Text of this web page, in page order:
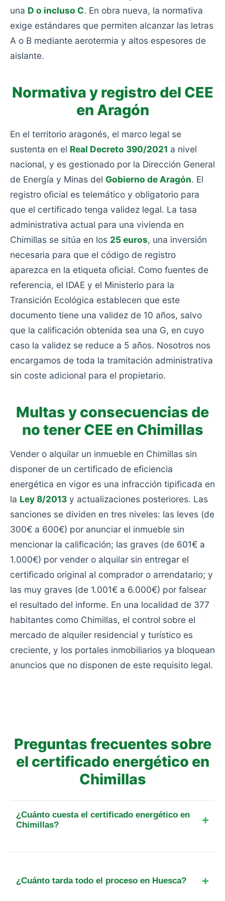
una D o incluso C. En obra nueva, la normativa
exige estándares que permiten alcanzar las letras
A o B mediante aerotermia y altos espesores de
aislante.
Normativa y registro del CEE
en Aragón
En el territorio aragonés, el marco legal se
sustenta en el Real Decreto 390/2021 a nivel
nacional, y es gestionado por la Dirección General
de Energía y Minas del Gobierno de Aragón. El
registro oficial es telemático y obligatorio para
que el certificado tenga validez legal. La tasa
administrativa actual para una vivienda en
Chimillas se sitúa en los 25 euros, una inversión
necesaria para que el código de registro
aparezca en la etiqueta oficial. Como fuentes de
referencia, el IDAE y el Ministerio para la
Transición Ecológica establecen que este
documento tiene una validez de 10 años, salvo
que la calificación obtenida sea una G, en cuyo
caso la validez se reduce a 5 años. Nosotros nos
encargamos de toda la tramitación administrativa
sin coste adicional para el propietario.
Multas y consecuencias de
no tener CEE en Chimillas
Vender o alquilar un inmueble en Chimillas sin
disponer de un certificado de eficiencia
energética en vigor es una infracción tipificada en
la Ley 8/2013 y actualizaciones posteriores. Las
sanciones se dividen en tres niveles: las leves (de
300€ a 600€) por anunciar el inmueble sin
mencionar la calificación; las graves (de 601€ a
1.000€) por vender o alquilar sin entregar el
certificado original al comprador o arrendatario; y
las muy graves (de 1.001€ a 6.000€) por falsear
el resultado del informe. En una localidad de 377
habitantes como Chimillas, el control sobre el
mercado de alquiler residencial y turístico es
creciente, y los portales inmobiliarios ya bloquean
anuncios que no disponen de este requisito legal.
Preguntas frecuentes sobre
el certificado energético en
Chimillas
¿Cuánto cuesta el certificado energético en
Chimillas?
registro. Para otra superficie o tipo de inmueble,
¿Cuánto tarda todo el proceso en Huesca?